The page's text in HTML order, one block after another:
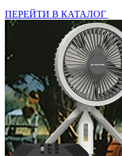
ПЕРЕЙТИ В КАТАЛОГ